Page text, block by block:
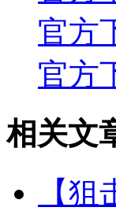
官方
官方
相关文
【